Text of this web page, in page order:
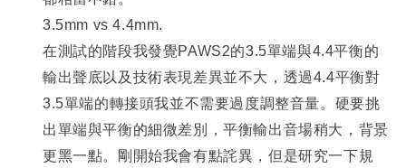
3.5mm vs 4.4mm.
在測試的階段我發覺PAWS2的3.5單端與4.4平衡的
輸出聲底以及技術表現差異並不大，透過4.4平衡對
3.5單端的轉接頭我並不需要過度調整音量。硬要挑
出單端與平衡的細微差別，平衡輸出音場稍大，背景
更黑一點。剛開始我會有點詫異，但是研究一下規